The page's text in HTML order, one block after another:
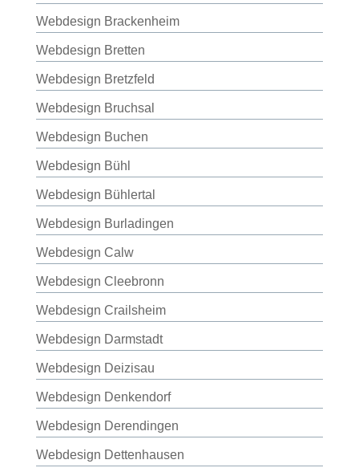
Webdesign Brackenheim
Webdesign Bretten
Webdesign Bretzfeld
Webdesign Bruchsal
Webdesign Buchen
Webdesign Bühl
Webdesign Bühlertal
Webdesign Burladingen
Webdesign Calw
Webdesign Cleebronn
Webdesign Crailsheim
Webdesign Darmstadt
Webdesign Deizisau
Webdesign Denkendorf
Webdesign Derendingen
Webdesign Dettenhausen